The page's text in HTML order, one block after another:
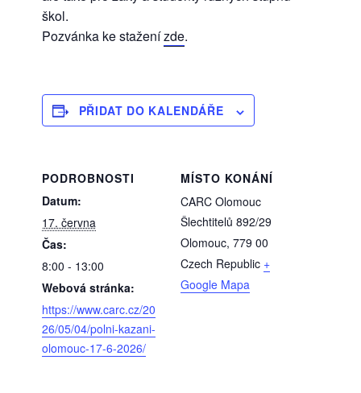
škol.
Pozvánka ke staženízde.
PŘIDAT DO KALENDÁŘE
PODROBNOSTI
Datum:
17. června
Čas:
8:00 - 13:00
Webová stránka:
https://www.carc.cz/20
26/05/04/polni-kazani-
olomouc-17-6-2026/
MÍSTO KONÁNÍ
CARC Olomouc
Šlechtitelů 892/29
Olomouc, 779 00
Czech Republic +
Google Mapa